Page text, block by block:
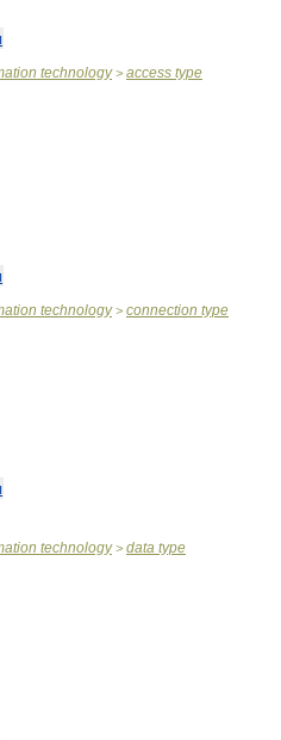
technology> access type
technology> connection type
technology> data type